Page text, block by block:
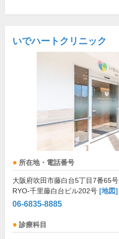
いでハートクリニック
所在地・電話番号
大阪府吹田市藤白台5丁目7番65号
RYO-千里藤白台ビル202号 [地図]
06-6835-8885
診療科目